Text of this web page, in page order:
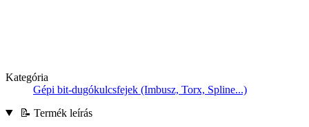
Kategória
Gépi bit-dugókulcsfejek (Imbusz, Torx, Spline...)
📝 Termék leírás